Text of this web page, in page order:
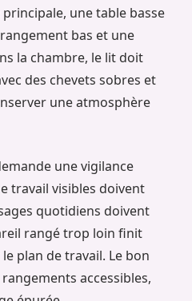
une table basse
bas et une
la chambre, le lit doit
des chevets sobres et
une atmosphère
une vigilance
travail visibles doivent
quotidiens doivent
rangé trop loin finit
plan de travail. Le bon
accessibles,